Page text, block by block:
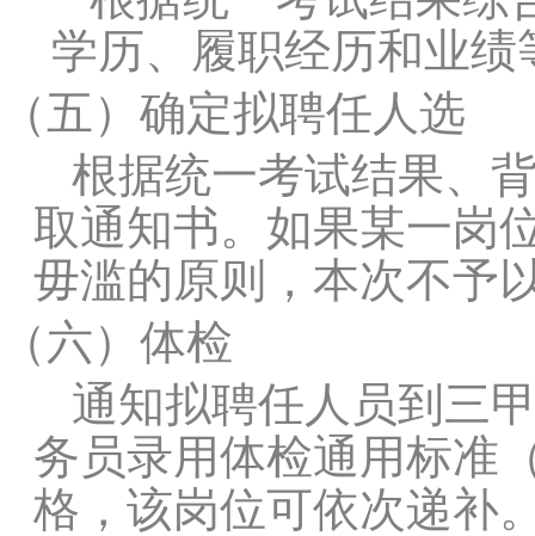
学历、履职经历和业
（五） 确定拟聘任人选
根据统一考试结果、
取通知书。如果某一岗
毋滥的原则，本次不予
（六） 体检
通知拟聘任人员到三
务员录用体检通用标准
格，该岗位可依次递补